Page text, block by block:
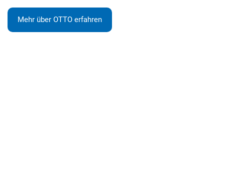
Mehr über OTTO erfahren